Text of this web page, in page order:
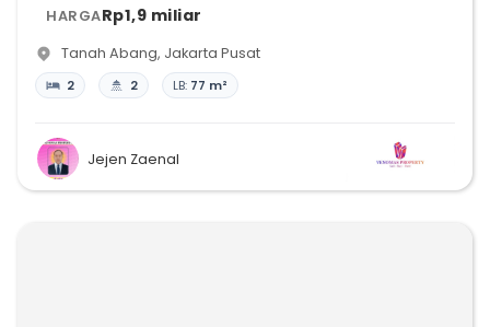
HARGARp1,9 miliar
Tanah Abang, Jakarta Pusat
2 2 LB: 77 m²
Jejen Zaenal